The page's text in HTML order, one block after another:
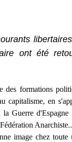
ont été
des formations
en
Guerre d'Espagne
image chez toute